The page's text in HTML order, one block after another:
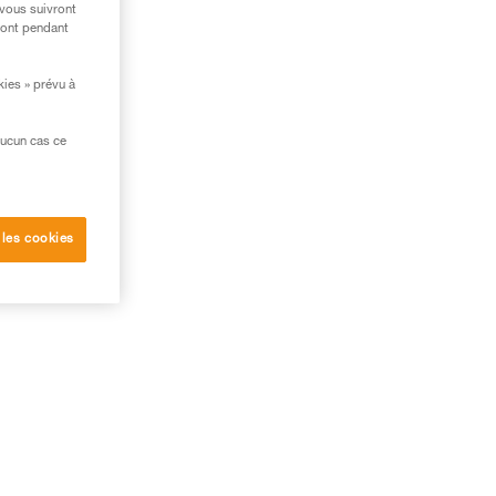
suivront
pendant
» prévu à
cas ce
cookies